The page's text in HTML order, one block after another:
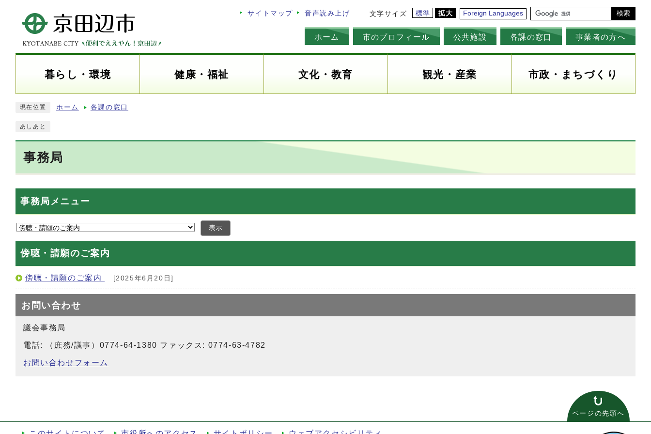
サイトマップ 音声読み上げ 文字サイズ 標準 拡大 Foreign Languages 検索
ホーム 市のプロフィール 公共施設 各課の窓口 事業者の方へ
暮らし・環境 健康・福祉 文化・教育 観光・産業 市政・まちづくり
現在位置 ホーム 各課の窓口
あしあと
事務局
事務局メニュー
表示
傍聴・請願のご案内
傍聴・請願のご案内 [2025年6月20日]
お問い合わせ
議会事務局
電話: （庶務/議事）0774-64-1380 ファックス: 0774-63-4782
お問い合わせフォーム
ページの先頭へ